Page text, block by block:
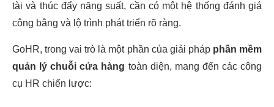
tài và thúc đẩy năng suất, cần có một hệ thống đánh giá
công bằng và lộ trình phát triển rõ ràng.
GoHR, trong vai trò là một phần của giải pháp phần mềm
quản lý chuỗi cửa hàng toàn diện, mang đến các công
cụ HR chiến lược: